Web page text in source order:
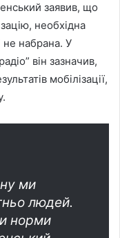
заявив, що
необхідна
не набрана. У
він зазначив,
мобілізації,
ми
людей.
норми